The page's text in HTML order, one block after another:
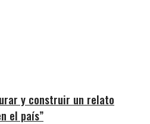
y construir un relato
el país”